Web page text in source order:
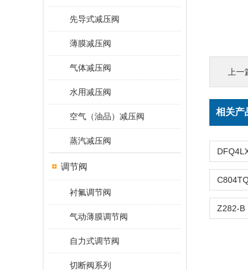
先导式减压阀
薄膜减压阀
气体减压阀
水用减压阀
空气（油品）减压阀
蒸汽减压阀
调节阀
衬氟调节阀
气动薄膜调节阀
自力式调节阀
切断阀系列
上一
相关产